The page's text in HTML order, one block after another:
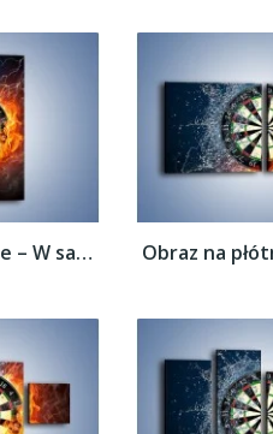
Obraz na płótnie – W sam środek tarczy –...